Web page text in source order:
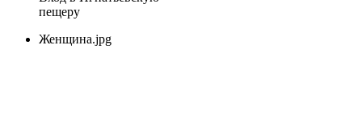
пещеру
Женщина.jpg